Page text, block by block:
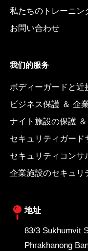
私たちのトレーニン
お問い合わせ
我们的服务
ボディーガードと近
ビジネス保護 ＆ 企
ナイト施設の保護
セキュリティガード
セキュリティコンサ
企業施設のセキュリ
地址
83/3 Sukhumvit
Phrakhanong